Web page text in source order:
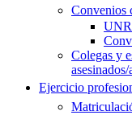
Convenios
UNR
Colegas y
Ejercicio